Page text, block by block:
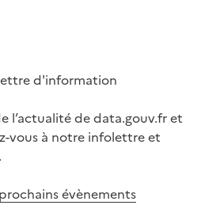
d'information
l’actualité de data.gouv.fr et
vous à notre infolettre et
évènements